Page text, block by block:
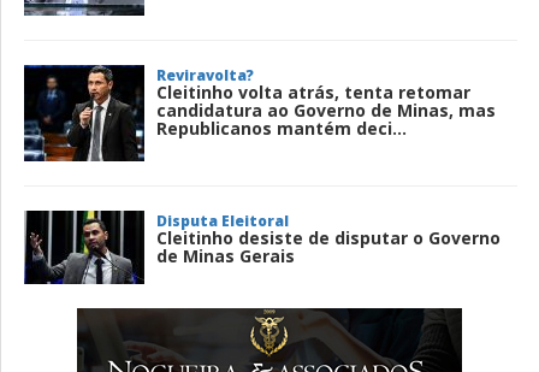
Reviravolta?
Cleitinho volta atrás, tenta retomar
candidatura ao Governo de Minas, mas
Republicanos mantém deci...
Disputa Eleitoral
Cleitinho desiste de disputar o Governo
de Minas Gerais
Entenda